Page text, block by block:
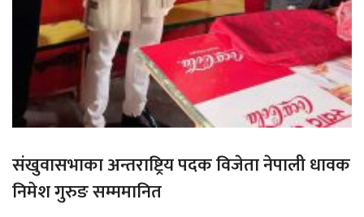
संखुवासभाका अन्तराष्ट्रिय पदक विजेता नेपाली धावक
निमेश गुरुङ सम्ममानित